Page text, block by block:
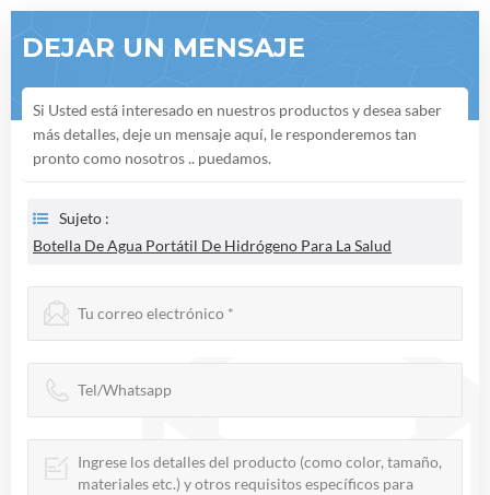
DEJAR UN MENSAJE
Si Usted está interesado en nuestros productos y desea saber
más detalles, deje un mensaje aquí, le responderemos tan
pronto como nosotros .. puedamos.
Sujeto :
Botella De Agua Portátil De Hidrógeno Para La Salud